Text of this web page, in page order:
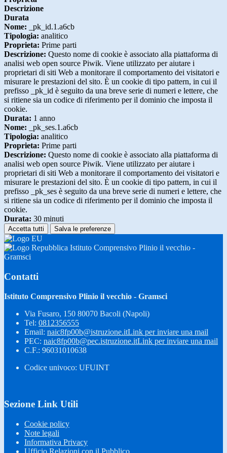
Descrizione
Durata
Nome: _pk_id.1.a6cb
Tipologia: analitico
Proprieta: Prime parti
Descrizione: Questo nome di cookie è associato alla piattaforma di
analisi web open source Piwik. Viene utilizzato per aiutare i
proprietari di siti Web a monitorare il comportamento dei visitatori e
misurare le prestazioni del sito. È un cookie di tipo pattern, in cui il
prefisso _pk_id è seguito da una breve serie di numeri e lettere, che
si ritiene sia un codice di riferimento per il dominio che imposta il
cookie.
Durata: 1 anno
Nome: _pk_ses.1.a6cb
Tipologia: analitico
Proprieta: Prime parti
Descrizione: Questo nome di cookie è associato alla piattaforma di
analisi web open source Piwik. Viene utilizzato per aiutare i
proprietari di siti Web a monitorare il comportamento dei visitatori e
misurare le prestazioni del sito. È un cookie di tipo pattern, in cui il
prefisso _pk_ses è seguito da una breve serie di numeri e lettere, che
si ritiene sia un codice di riferimento per il dominio che imposta il
cookie.
Durata: 30 minuti
Accetta tutti Salva le preferenze
Istituto Comprensivo Plinio il vecchio -
Gramsci
Contatti
Istituto Comprensivo Plinio il vecchio - Gramsci
Via Fusaro, 150 80070 Bacoli (Napoli)
Tel: 0812356555
Email: naic8fp00b@istruzione.itLink per inviare una mail
PEC: naic8fp00b@pec.istruzione.itLink per inviare una mail
C.F.: 96031010638
Codice univoco: UFUINT
Sezione Link Utili
Cookie policy
Note legali
Informativa Privacy
Ufficio Relazioni con il Pubblico